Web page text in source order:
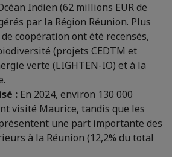
Indien (62 millions EUR de
par la Région Réunion. Plus
coopération ont été recensés,
(projets CEDTM et
verte (LIGHTEN-IO) et à la
: En 2024, environ 130 000
visité Maurice, tandis que les
une part importante des
à la Réunion (12,2% du total